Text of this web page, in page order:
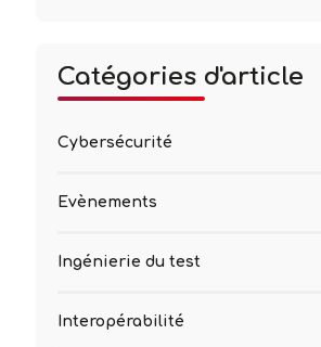
Catégories d'article
Cybersécurité
Evènements
Ingénierie du test
Interopérabilité